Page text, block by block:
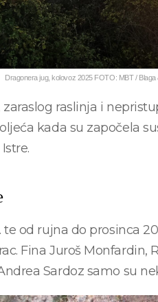
Dragonera jug, kolovoz 2025 FOTO: MBT / Blaga
raslinja i
kada su započela
od rujna do prosinca
Fina Juroš Monfardin,
Sardoz samo su